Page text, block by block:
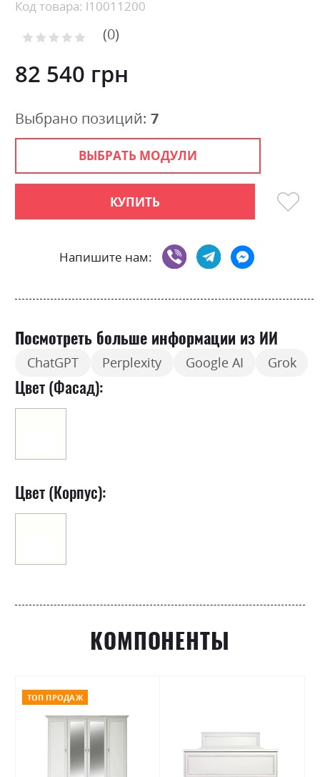
the
gallery
Код товара: l10011200
Рейтинг: 0
82 540 грн
ВЫБРАТЬ МОДУЛИ
КУПИТЬ
Напишите нам:
Выбрано позиций: 7
Посмотреть больше информации из ИИ
ChatGPT Perplexity Google AI Grok
Цвет (Фасад):
Цвет (Корпус):
КОМПОНЕНТЫ
ТОП ПРОДАЖ